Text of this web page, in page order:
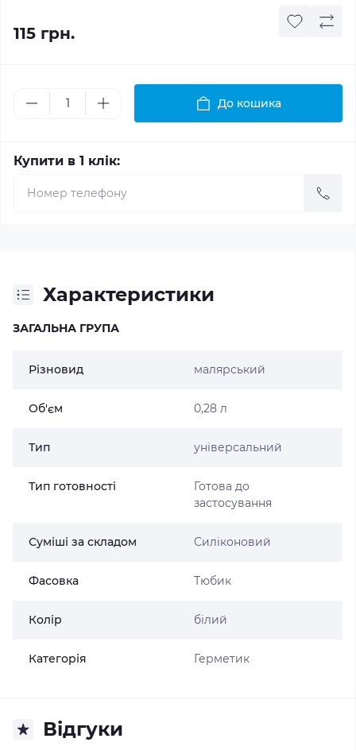
115 грн.
До кошика
Купити в 1 клік:
Характеристики
ЗАГАЛЬНА ГРУПА
Різновид малярський
Об'єм 0,28 л
Тип універсальний
Тип готовності
Готова до
застосування
Суміші за складом Силіконовий
Фасовка Тюбик
Колір білий
Категорія Герметик
Відгуки